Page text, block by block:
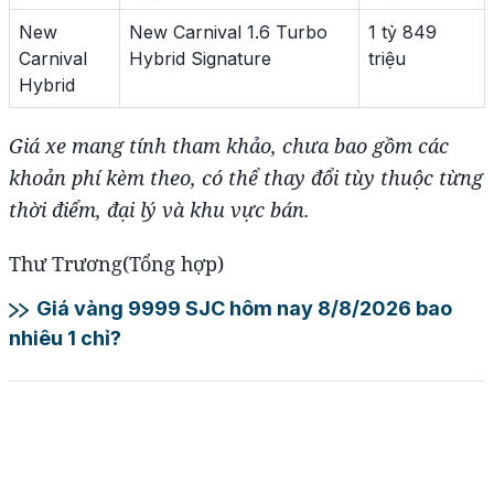
New
Carnival
Hybrid
New Carnival 1.6 Turbo
Hybrid Signature
1 tỷ 849
triệu
Giá xe mang tính tham khảo, chưa bao gồm các
khoản phí kèm theo, có thể thay đổi tùy thuộc từng
thời điểm, đại lý và khu vực bán.
Thư Trương(Tổng hợp)
Giá vàng 9999 SJC hôm nay 8/8/2026 bao
nhiêu 1 chỉ?